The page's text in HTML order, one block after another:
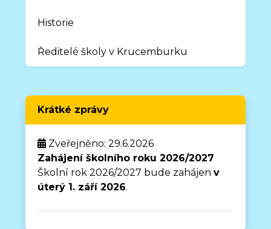
Historie
Ředitelé školy v Krucemburku
Krátké zprávy
Zveřejněno: 29.6.2026
Zahájení školního roku 2026/2027
Školní rok 2026/2027 bude zahájenv
úterý 1. září 2026.